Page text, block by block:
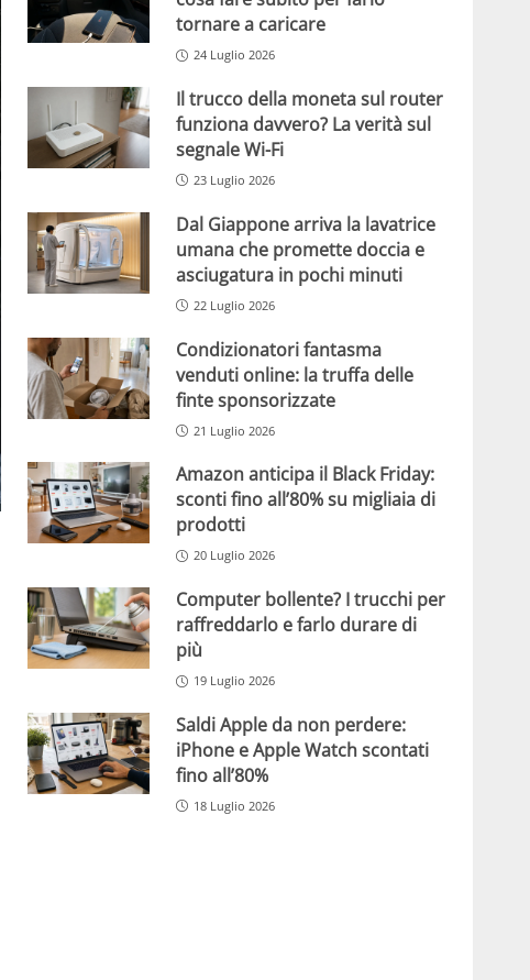
tornare a caricare
24 Luglio 2026
Il trucco della moneta sul router
funziona davvero? La verità sul
segnale Wi-Fi
23 Luglio 2026
Dal Giappone arriva la lavatrice
umana che promette doccia e
asciugatura in pochi minuti
22 Luglio 2026
Condizionatori fantasma
venduti online: la truffa delle
finte sponsorizzate
21 Luglio 2026
Amazon anticipa il Black Friday:
sconti fino all’80% su migliaia di
prodotti
20 Luglio 2026
Computer bollente? I trucchi per
raffreddarlo e farlo durare di
più
19 Luglio 2026
Saldi Apple da non perdere:
iPhone e Apple Watch scontati
fino all’80%
18 Luglio 2026